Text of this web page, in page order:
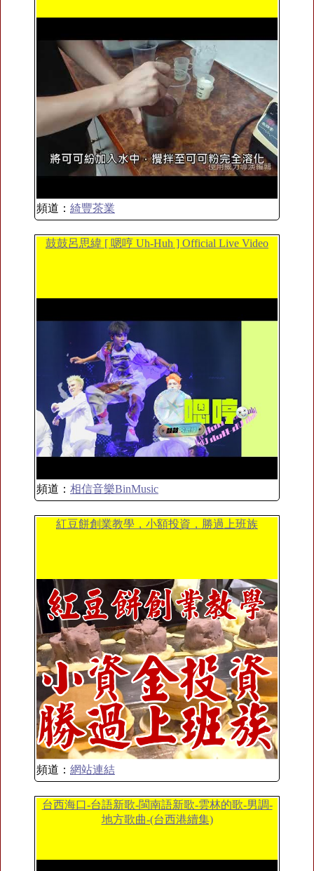
頻道： 綺豐茶業
鼓鼓呂思緯 [ 嗯哼 Uh-Huh ] Official Live Video
頻道： 相信音樂BinMusic
紅豆餅創業教學，小額投資，勝過上班族
頻道： 網站連結
台西海口-台語新歌-閩南語新歌-雲林的歌-男調-
地方歌曲-(台西港續集)